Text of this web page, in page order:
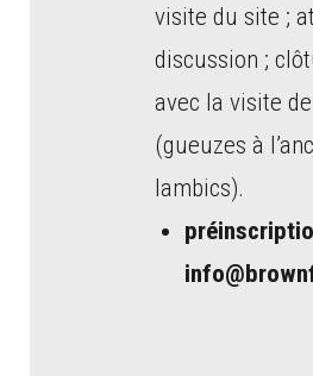
visite du site ;
discussion ;
avec la visite
(gueuzes à
lambics).